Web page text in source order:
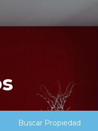
Buscar Propiedad